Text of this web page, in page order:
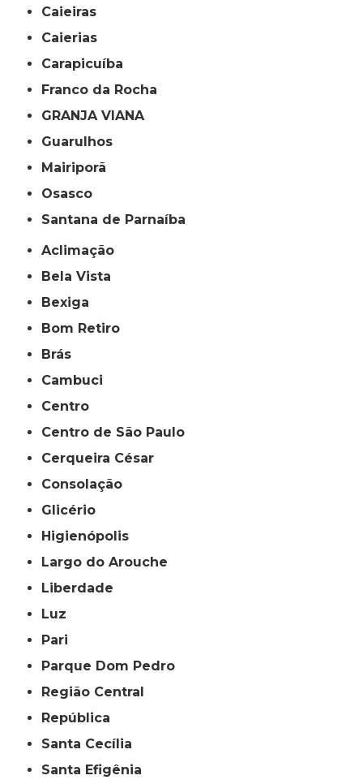
Caieiras
Caierias
Carapicuíba
Franco da Rocha
GRANJA VIANA
Guarulhos
Mairiporã
Osasco
Santana de Parnaíba
Aclimação
Bela Vista
Bexiga
Bom Retiro
Brás
Cambuci
Centro
Centro de São Paulo
Cerqueira César
Consolação
Glicério
Higienópolis
Largo do Arouche
Liberdade
Luz
Pari
Parque Dom Pedro
Região Central
República
Santa Cecília
Santa Efigênia